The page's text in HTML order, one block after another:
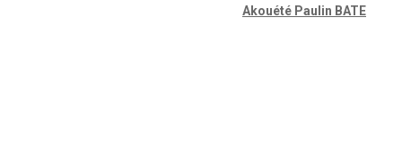
Akouété Paulin BATE